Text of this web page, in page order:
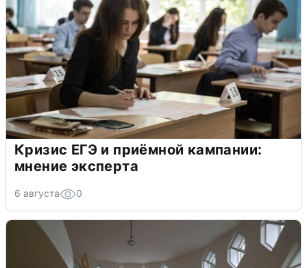
Кризис ЕГЭ и приёмной кампании:
мнение эксперта
6 августа 0